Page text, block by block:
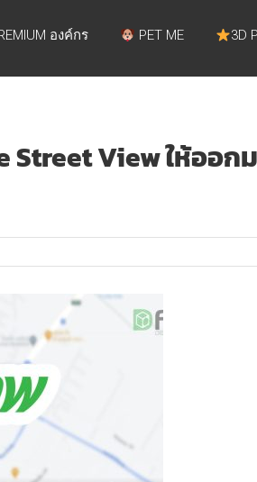
องค์กร PET ME 3D
Street View ให้ออ